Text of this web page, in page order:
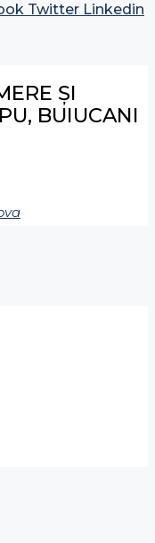
Twitter Linkedin
ȘI
BUIUCANI